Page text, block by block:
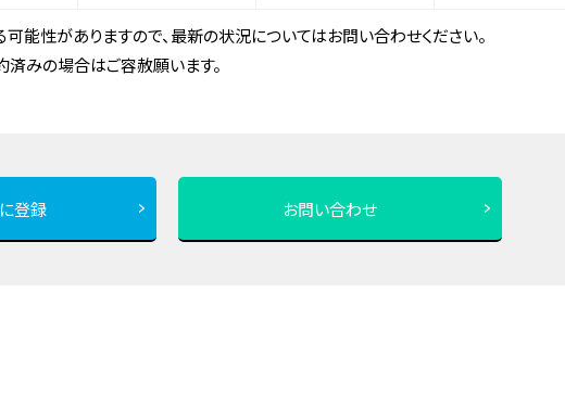
能性がありますので、最新の状況についてはお問い合わせください。
みの場合はご容赦願います。
登録 お問い合わせ